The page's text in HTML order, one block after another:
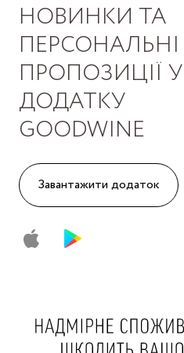
НОВИНКИ ТА
ПЕРСОНАЛЬНІ
ПРОПОЗИЦІЇ У
ДОДАТКУ
GOODWINE
Завантажити додаток